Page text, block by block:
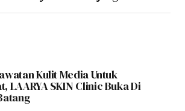
Kulit Media Untuk
LAARYA SKIN Clinic Buka Di